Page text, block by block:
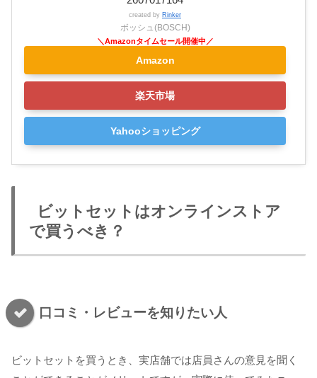
created by Rinker
ボッシュ(BOSCH)
Amazon
楽天市場
Yahooショッピング
ビットセットはオンラインストア
で買うべき？
口コミ・レビューを知りたい人
ビットセットを買うとき、実店舗では店員さんの意見を聞く